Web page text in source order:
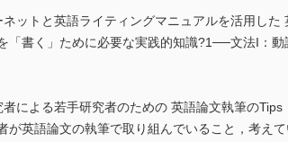
ネットと英語ライティングマニュアルを活用し
「書く」ために必要な実践的知識?1──文法I：動
者による若手研究者のための 英語論文執筆のTips
が英語論文の執筆で取り組んでいること，考え